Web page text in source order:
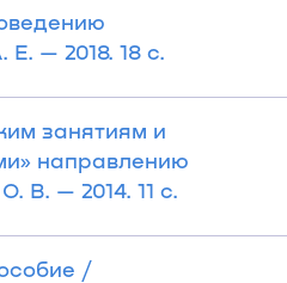
— 2018. 18 с.
занятиям и
направлению
В. — 2014. 11 с.
/